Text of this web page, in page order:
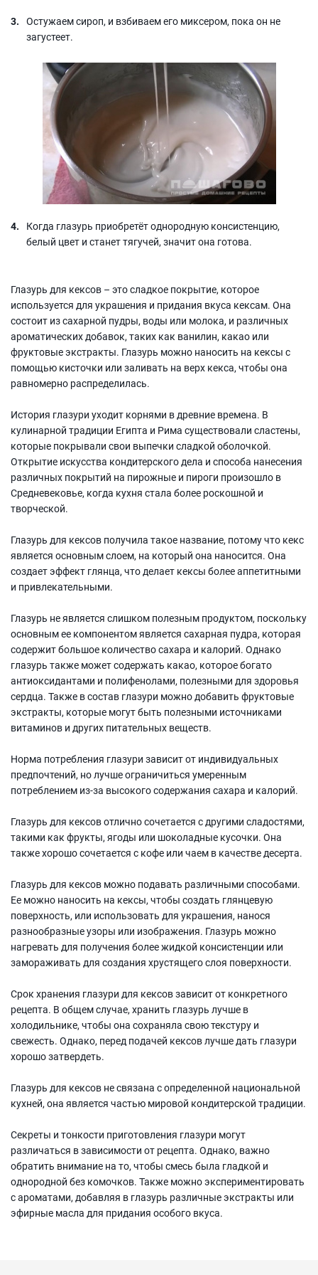
Остужаем сироп, и взбиваем его миксером, пока он не
загустеет.
Когда глазурь приобретёт однородную консистенцию,
белый цвет и станет тягучей, значит она готова.
Глазурь для кексов – это сладкое покрытие, которое
используется для украшения и придания вкуса кексам. Она
состоит из сахарной пудры, воды или молока, и различных
ароматических добавок, таких как ванилин, какао или
фруктовые экстракты. Глазурь можно наносить на кексы с
помощью кисточки или заливать на верх кекса, чтобы она
равномерно распределилась.
История глазури уходит корнями в древние времена. В
кулинарной традиции Египта и Рима существовали сластены,
которые покрывали свои выпечки сладкой оболочкой.
Открытие искусства кондитерского дела и способа нанесения
различных покрытий на пирожные и пироги произошло в
Средневековье, когда кухня стала более роскошной и
творческой.
Глазурь для кексов получила такое название, потому что кекс
является основным слоем, на который она наносится. Она
создает эффект глянца, что делает кексы более аппетитными
и привлекательными.
Глазурь не является слишком полезным продуктом, поскольку
основным ее компонентом является сахарная пудра, которая
содержит большое количество сахара и калорий. Однако
глазурь также может содержать какао, которое богато
антиоксидантами и полифенолами, полезными для здоровья
сердца. Также в состав глазури можно добавить фруктовые
экстракты, которые могут быть полезными источниками
витаминов и других питательных веществ.
Норма потребления глазури зависит от индивидуальных
предпочтений, но лучше ограничиться умеренным
потреблением из-за высокого содержания сахара и калорий.
Глазурь для кексов отлично сочетается с другими сладостями,
такими как фрукты, ягоды или шоколадные кусочки. Она
также хорошо сочетается с кофе или чаем в качестве десерта.
Глазурь для кексов можно подавать различными способами.
Ее можно наносить на кексы, чтобы создать глянцевую
поверхность, или использовать для украшения, нанося
разнообразные узоры или изображения. Глазурь можно
нагревать для получения более жидкой консистенции или
замораживать для создания хрустящего слоя поверхности.
Срок хранения глазури для кексов зависит от конкретного
рецепта. В общем случае, хранить глазурь лучше в
холодильнике, чтобы она сохраняла свою текстуру и
свежесть. Однако, перед подачей кексов лучше дать глазури
хорошо затвердеть.
Глазурь для кексов не связана с определенной национальной
кухней, она является частью мировой кондитерской традиции.
Секреты и тонкости приготовления глазури могут
различаться в зависимости от рецепта. Однако, важно
обратить внимание на то, чтобы смесь была гладкой и
однородной без комочков. Также можно экспериментировать
с ароматами, добавляя в глазурь различные экстракты или
эфирные масла для придания особого вкуса.